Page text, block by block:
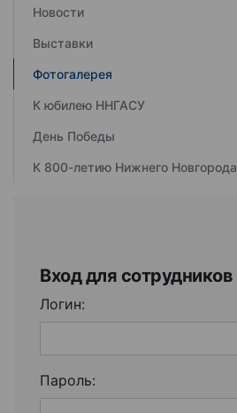
Новости
Выставки
Фотогалерея
К юбилею ННГАСУ
День Победы
К 800-летию Нижнего Новгорода
Вход для сотрудников
Логин:
Пароль: